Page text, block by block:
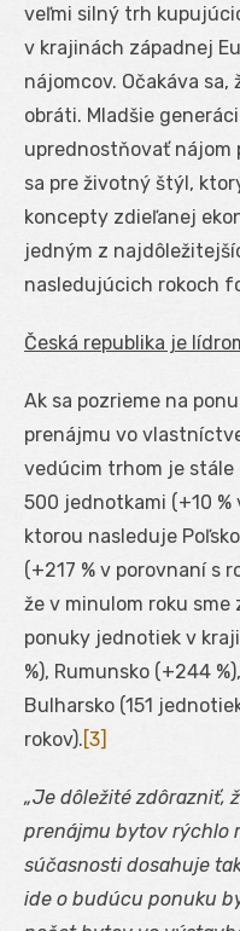
veľmi silný trh
v krajinách západnej
nájomcov. Očakáva
obráti. Mladšie
uprednostňovať
sa pre životný štýl,
koncepty zdieľanej
jedným z
nasledujúcich rokoch
Česká republika je
Ak sa pozrieme na
prenájmu vo
vedúcim trhom je stále
500 jednotkami (+10 %
ktorou nasleduje
(+217 % v porovnaní s
že v minulom roku
ponuky jednotiek v
%), Rumunsko (+244
Bulharsko (151
rokov).[3]
„Je dôležité zdôrazniť,
prenájmu bytov rýchlo
súčasnosti dosahuje
ide o budúcu ponuku